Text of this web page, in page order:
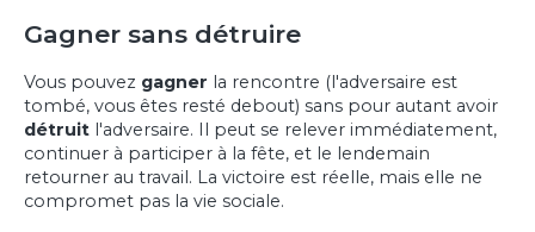
Gagner sans détruire
Vous pouvez gagner la rencontre (l'adversaire est
tombé, vous êtes resté debout) sans pour autant avoir
détruit l'adversaire. Il peut se relever immédiatement,
continuer à participer à la fête, et le lendemain
retourner au travail. La victoire est réelle, mais elle ne
compromet pas la vie sociale.